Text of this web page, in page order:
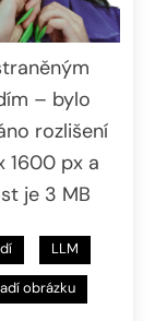
– bylo
rozlišení
1600 px a
je 3 MB
LLM
obrázku